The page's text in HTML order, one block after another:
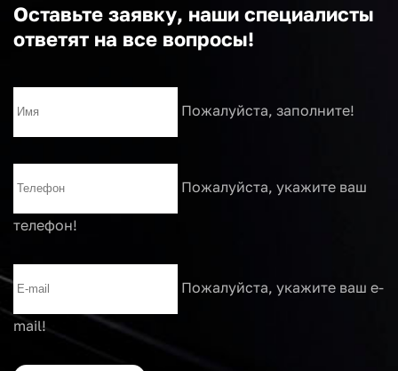
Оставьте заявку, наши специалисты
ответят на все вопросы!
Пожалуйста, заполните!
Пожалуйста, укажите ваш
телефон!
Пожалуйста, укажите ваш e-
mail!